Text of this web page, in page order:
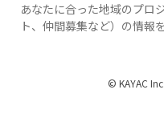
あなたに合った地域のプロ
ト、仲間募集など）の情報
© KAYAC